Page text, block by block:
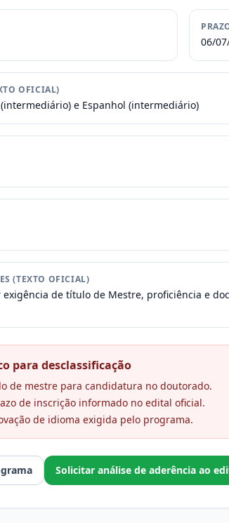
06/
OFICIAL)
e Espanhol (intermediário)
(TEXTO OFICIAL)
de título de Mestre, proficiência e
para desclassificação
de mestre para candidatura no doutorado.
de inscrição informado no edital oficial.
de idioma exigida pelo programa.
Solicitar análise de aderência ao